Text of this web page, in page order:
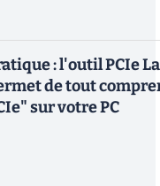
: l'outil PCIe
de tout
sur votre PC